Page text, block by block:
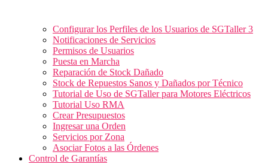
Configurar los Perfiles de los Usuarios de SGTaller 3
Notificaciones de Servicios
Permisos de Usuarios
Puesta en Marcha
Reparación de Stock Dañado
Stock de Repuestos Sanos y Dañados por Técnico
Tutorial de Uso de SGTaller para Motores Eléctricos
Tutorial Uso RMA
Crear Presupuestos
Ingresar una Orden
Servicios por Zona
Asociar Fotos a las Órdenes
Control de Garantías